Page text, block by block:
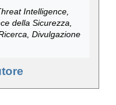
Intelligence,
della Sicurezza,
Divulgazione